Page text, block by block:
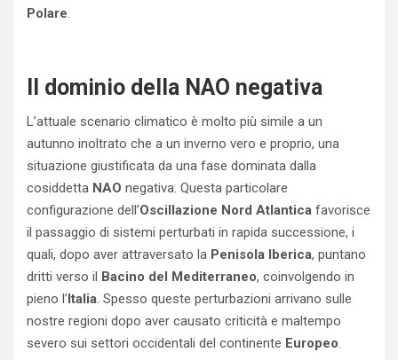
Polare
Il dominio della NAO negativa
L’attuale scenario climatico è molto più simile a un
autunno inoltrato che a un inverno vero e proprio, una
situazione giustificata da una fase dominata dalla
cosiddetta NAO negativa. Questa particolare
configurazione dell’Oscillazione Nord Atlantica favorisce
il passaggio di sistemi perturbati in rapida successione, i
quali, dopo aver attraversato la Penisola Iberica, puntano
dritti verso il Bacino del Mediterraneo, coinvolgendo in
pieno l’Italia . Spesso queste perturbazioni arrivano sulle
nostre regioni dopo aver causato criticità e maltempo
severo sui settori occidentali del continente Europeo